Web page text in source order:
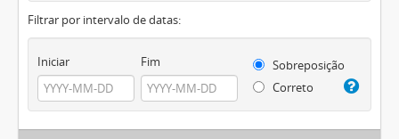
Filtrar por intervalo de datas:
Iniciar Fim
Sobreposição
Correto